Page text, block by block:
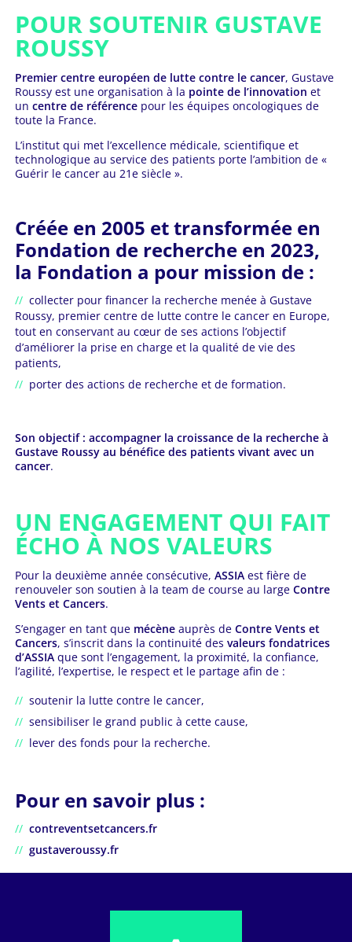
POUR SOUTENIR GUSTAVE
ROUSSY
Premier centre européen de lutte contre le cancer, Gustave
Roussy est une organisation à la pointe de l’innovation et
un centre de référencepour les équipes oncologiques de
toute la France.
L’institut qui met l’excellence médicale, scientifique et
technologique au service des patients porte l’ambition de «
Guérir le cancer au 21e siècle ».
Créée en 2005 et transformée en
Fondation de recherche en 2023,
la Fondation a pour mission de :
collecter pour financer la recherche menée à Gustave
Roussy, premier centre de lutte contre le cancer en Europe,
tout en conservant au cœur de ses actions l’objectif
d’améliorer la prise en charge et la qualité de vie des
patients,
porter des actions de recherche et de formation.
Son objectif : accompagner la croissance de la recherche à
Gustave Roussy au bénéfice des patients vivant avec un
cancer.
UN ENGAGEMENT QUI FAIT
ÉCHO À NOS VALEURS
Pour la deuxième année consécutive, ASSIAest fière de
renouveler son soutien à la team de course au large Contre
Vents et Cancers.
S’engager en tant que mécèneauprès de Contre Vents et
Cancers, s’inscrit dans la continuité des valeurs fondatrices
d’ASSIAque sont l’engagement, la proximité, la confiance,
l’agilité, l’expertise, le respect et le partage afin de :
soutenir la lutte contre le cancer,
sensibiliser le grand public à cette cause,
lever des fonds pour la recherche.
Pour en savoir plus :
contreventsetcancers.fr
gustaveroussy.fr